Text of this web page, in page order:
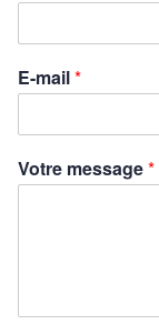
E-mail*
Votre message*